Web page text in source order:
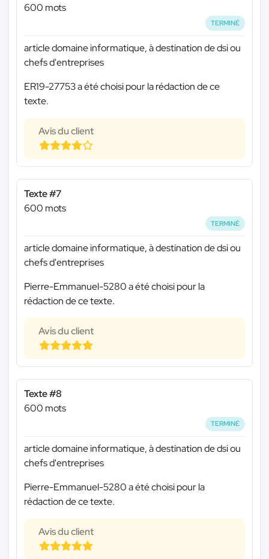
600 mots
TERMINÉ
article domaine informatique, à destination de dsi ou
chefs d'entreprises
ER19-27753 a été choisi pour la rédaction de ce
texte.
Avis du client
Texte #7
600 mots
TERMINÉ
article domaine informatique, à destination de dsi ou
chefs d'entreprises
Pierre-Emmanuel-5280 a été choisi pour la
rédaction de ce texte.
Avis du client
Texte #8
600 mots
TERMINÉ
article domaine informatique, à destination de dsi ou
chefs d'entreprises
Pierre-Emmanuel-5280 a été choisi pour la
rédaction de ce texte.
Avis du client